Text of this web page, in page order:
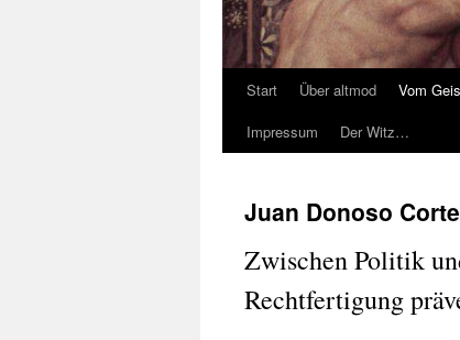
Start Über altmod Vom
Impressum
Der Witz…
Juan Donoso
Zwischen Politik
Rechtfertigung